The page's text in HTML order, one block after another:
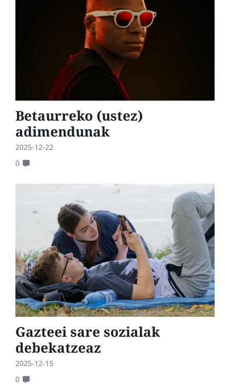
Betaurreko (ustez)
adimendunak
2025-12-22
0
Gazteei sare sozialak
debekatzeaz
2025-12-15
0